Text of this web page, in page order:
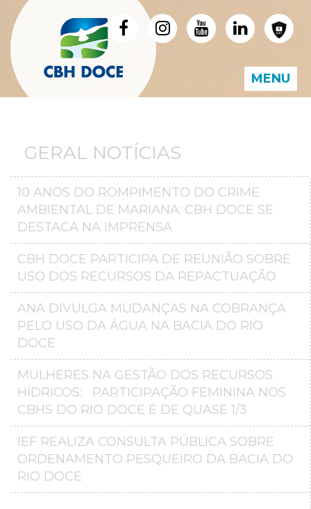
MENU
GERAL NOTÍCIAS
10 ANOS DO ROMPIMENTO DO CRIME
AMBIENTAL DE MARIANA: CBH DOCE SE
DESTACA NA IMPRENSA
CBH DOCE PARTICIPA DE REUNIÃO SOBRE
USO DOS RECURSOS DA REPACTUAÇÃO
ANA DIVULGA MUDANÇAS NA COBRANÇA
PELO USO DA ÁGUA NA BACIA DO RIO
DOCE
MULHERES NA GESTÃO DOS RECURSOS
HÍDRICOS: PARTICIPAÇÃO FEMININA NOS
CBHS DO RIO DOCE É DE QUASE 1/3
IEF REALIZA CONSULTA PÚBLICA SOBRE
ORDENAMENTO PESQUEIRO DA BACIA DO
RIO DOCE